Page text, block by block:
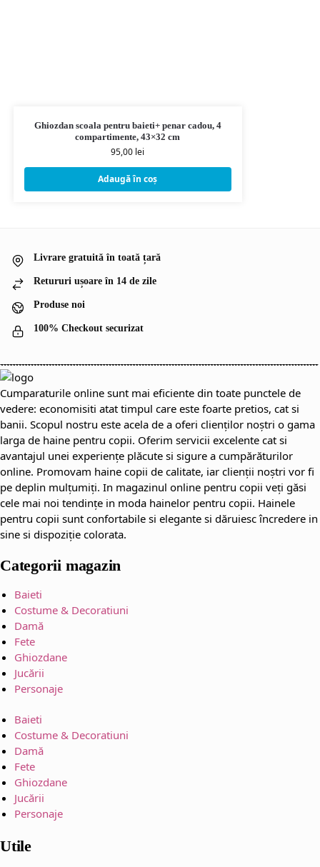
Ghiozdan scoala pentru baieti+ penar cadou, 4
compartimente, 43×32 cm
95,00 lei
Adaugă în coș
Livrare gratuită în toată țară
Retururi ușoare în 14 de zile
Produse noi
100% Checkout securizat
Cumparaturile online sunt mai eficiente din toate punctele de
vedere: economisiti atat timpul care este foarte pretios, cat si
banii. Scopul nostru este acela de a oferi clienților noștri o gama
larga de haine pentru copii. Oferim servicii excelente cat si
avantajul unei experiențe plăcute si sigure a cumpărăturilor
online. Promovam haine copii de calitate, iar clienții noștri vor fi
pe deplin mulțumiți. In magazinul online pentru copii veți găsi
cele mai noi tendințe in moda hainelor pentru copii. Hainele
pentru copii sunt confortabile si elegante si dăruiesc încredere in
sine si dispoziție colorata.
Categorii magazin
Baieti
Costume & Decoratiuni
Damă
Fete
Ghiozdane
Jucării
Personaje
Baieti
Costume & Decoratiuni
Damă
Fete
Ghiozdane
Jucării
Personaje
Utile